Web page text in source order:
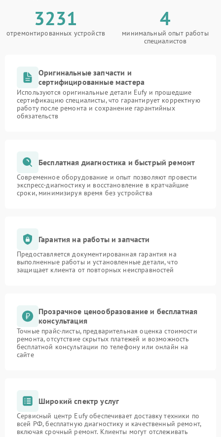
3231
отремонтированных устройств
4
минимальный опыт работы
специалистов
Оригинальные запчасти и
сертифицированные мастера
Используются оригинальные детали Eufy и прошедшие
сертификацию специалисты, что гарантирует корректную
работу после ремонта и сохранение гарантийных
обязательств
Бесплатная диагностика и быстрый ремонт
Современное оборудование и опыт позволяют провести
экспресс-диагностику и восстановление в кратчайшие
сроки, минимизируя время без устройства
Гарантия на работы и запчасти
Предоставляется документированная гарантия на
выполненные работы и установленные детали, что
защищает клиента от повторных неисправностей
Прозрачное ценообразование и бесплатная
консультация
Точные прайс-листы, предварительная оценка стоимости
ремонта, отсутствие скрытых платежей и возможность
бесплатной консультации по телефону или онлайн на
сайте
Широкий спектр услуг
Сервисный центр Eufy обеспечивает доставку техники по
всей РФ, бесплатную диагностику и качественный ремонт,
включая срочный ремонт. Клиенты могут отслеживать